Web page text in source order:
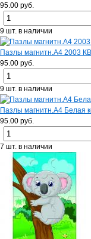
95.00 руб.
9 шт. в наличии
Пазлы магнитн.А4 2003
95.00 руб.
9 шт. в наличии
Пазлы магнитн.А4 Белая
95.00 руб.
7 шт. в наличии